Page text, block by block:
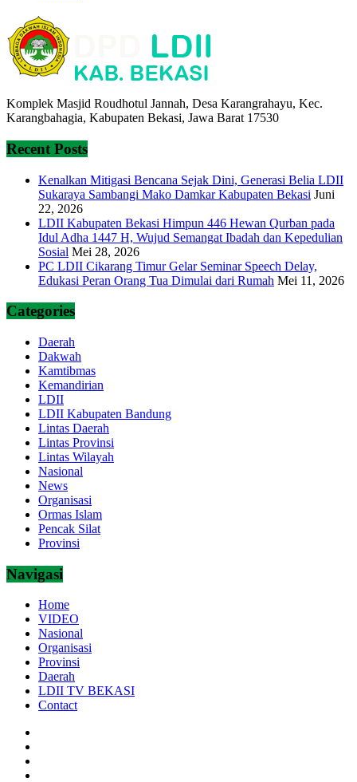
Komplek Masjid Roudhotul Jannah, Desa Karangrahayu, Kec.
Karangbahagia, Kabupaten Bekasi, Jawa Barat 17530
Recent Posts
Kenalkan Mitigasi Bencana Sejak Dini, Generasi Belia LDII
Sukaraya Sambangi Mako Damkar Kabupaten Bekasi Juni
22, 2026
LDII Kabupaten Bekasi Himpun 446 Hewan Qurban pada
Idul Adha 1447 H, Wujud Semangat Ibadah dan Kepedulian
Sosial Mei 28, 2026
PC LDII Cikarang Timur Gelar Seminar Speech Delay,
Edukasi Peran Orang Tua Dimulai dari Rumah Mei 11, 2026
Categories
Daerah
Dakwah
Kamtibmas
Kemandirian
LDII
LDII Kabupaten Bandung
Lintas Daerah
Lintas Provinsi
Lintas Wilayah
Nasional
News
Organisasi
Ormas Islam
Pencak Silat
Provinsi
Navigasi
Home
VIDEO
Nasional
Organisasi
Provinsi
Daerah
LDII TV BEKASI
Contact